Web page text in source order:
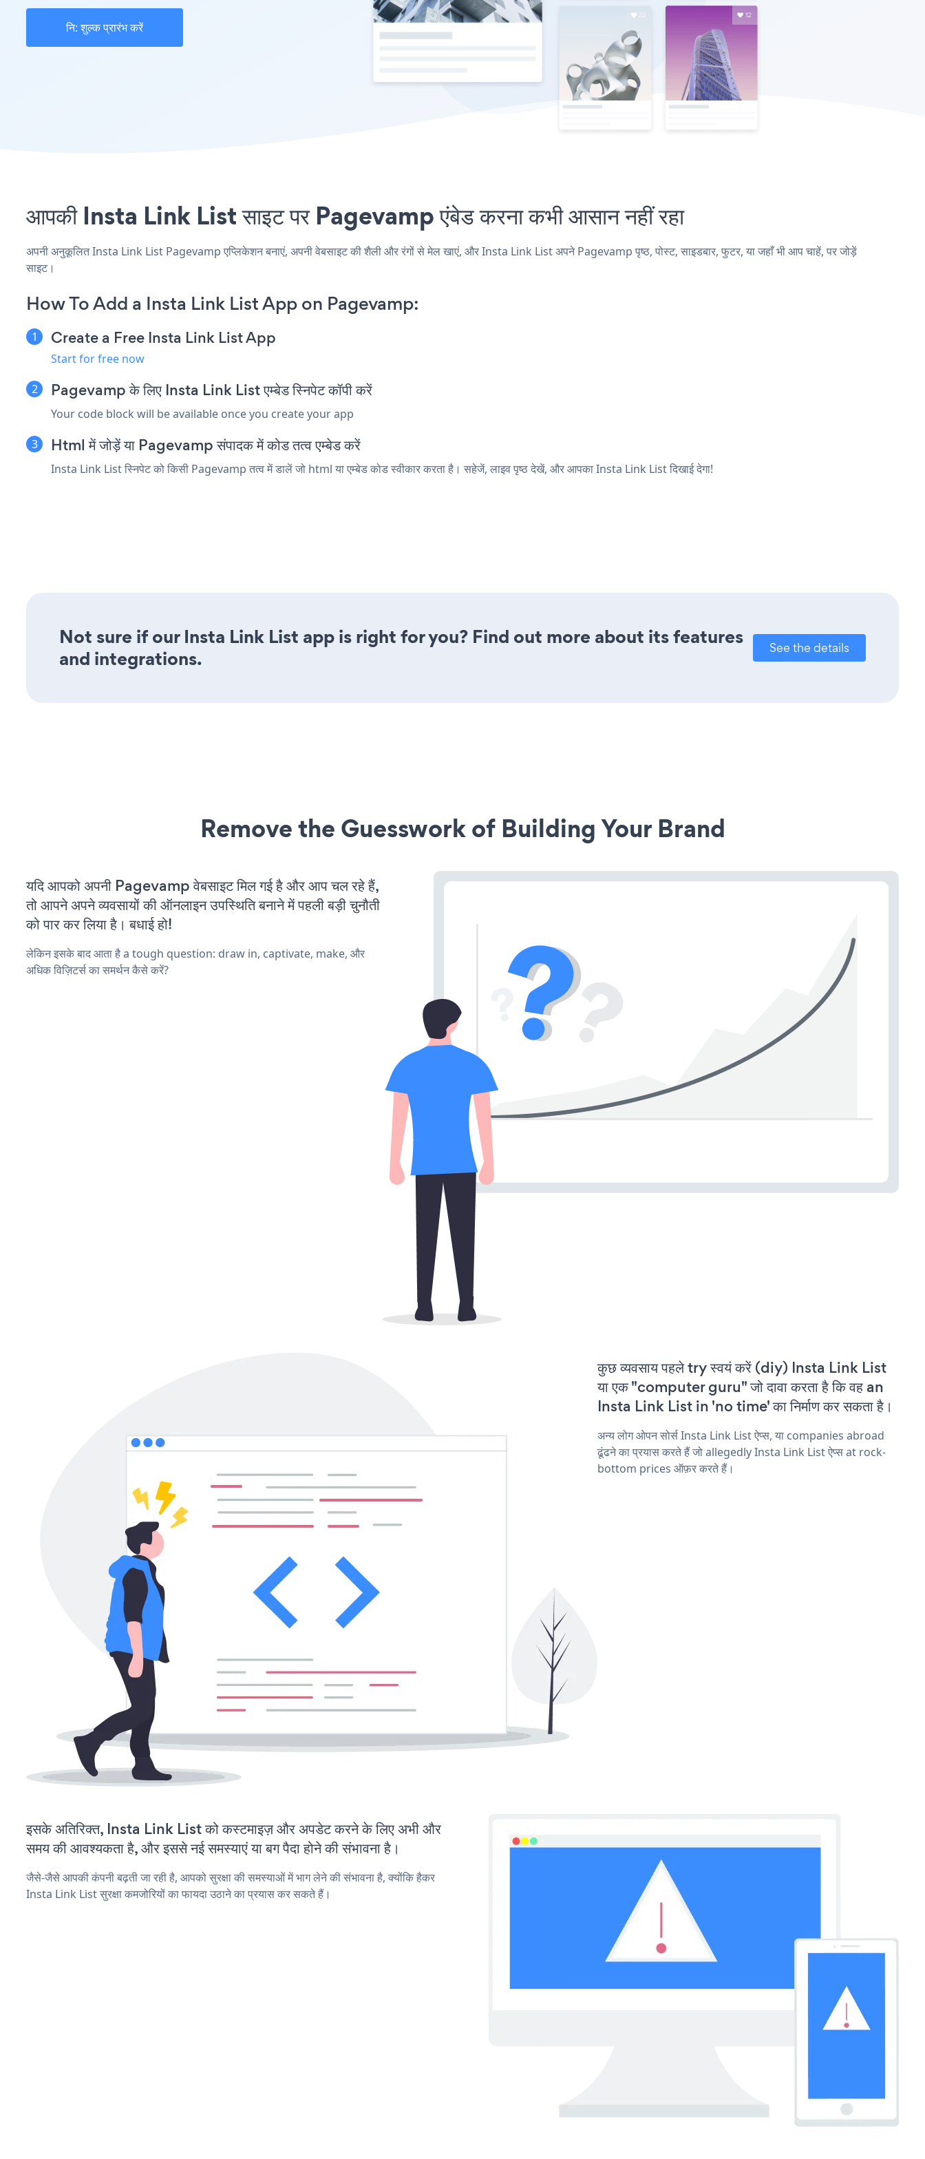
नि: शुल्क प्रारंभ करें
आपकी Insta Link List साइट पर Pagevamp एंबेड करना कभी आसान नहीं रहा
अपनी अनुकूलित Insta Link List Pagevamp एप्लिकेशन बनाएं, अपनी वेबसाइट की शैली और रंगों से मेल खाएं, और Insta Link List अपने Pagevamp पृष्ठ, पोस्ट, साइडबार, फुटर, या जहाँ भी आप चाहें, पर जोड़ें
साइट।
How To Add a Insta Link List App on Pagevamp:
Create a Free Insta Link List App
Start for free now
Pagevamp के लिए Insta Link List एम्बेड स्निपेट कॉपी करें
Your code block will be available once you create your app
Html में जोड़ें या Pagevamp संपादक में कोड तत्व एम्बेड करें
Insta Link List स्निपेट को किसी Pagevamp तत्व में डालें जो html या एम्बेड कोड स्वीकार करता है। सहेजें, लाइव पृष्ठ देखें, और आपका Insta Link List दिखाई देगा!
Not sure if our Insta Link List app is right for you? Find out more about its features
and integrations.
See the details
Remove the Guesswork of Building Your Brand
यदि आपको अपनी Pagevamp वेबसाइट मिल गई है और आप चल रहे हैं,
तो आपने अपने व्यवसायों की ऑनलाइन उपस्थिति बनाने में पहली बड़ी चुनौती
को पार कर लिया है। बधाई हो!
लेकिन इसके बाद आता है a tough question: draw in, captivate, make, और
अधिक विज़िटर्स का समर्थन कैसे करें?
कुछ व्यवसाय पहले try स्वयं करें (diy) Insta Link List
या एक "computer guru" जो दावा करता है कि वह an
Insta Link List in 'no time' का निर्माण कर सकता है।
अन्य लोग ओपन सोर्स Insta Link List ऐप्स, या companies abroad
ढूंढने का प्रयास करते हैं जो allegedly Insta Link List ऐप्स at rock-
bottom prices ऑफ़र करते हैं।
इसके अतिरिक्त, Insta Link List को कस्टमाइज़ और अपडेट करने के लिए अभी और
समय की आवश्यकता है, और इससे नई समस्याएं या बग पैदा होने की संभावना है।
जैसे-जैसे आपकी कंपनी बढ़ती जा रही है, आपको सुरक्षा की समस्याओं में भाग लेने की संभावना है, क्योंकि हैकर
Insta Link List सुरक्षा कमजोरियों का फायदा उठाने का प्रयास कर सकते हैं।